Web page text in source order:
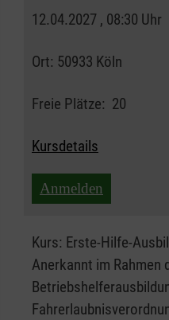
12.04.2027 , 08:30 Uhr
Ort: 50933 Köln
Freie Plätze: 20
Kursdetails
Anmelden
Kurs: Erste-Hilfe-
Anerkannt im Rahmen